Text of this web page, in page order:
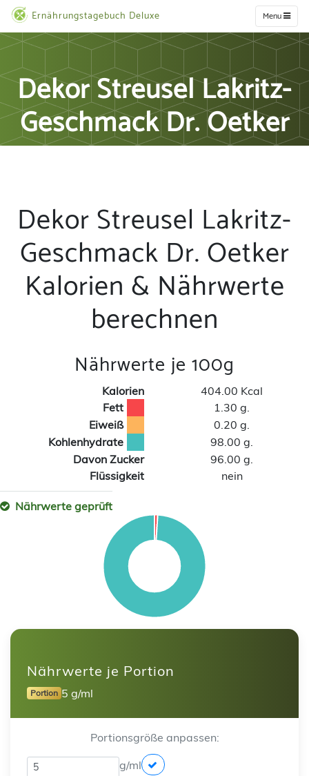
Ernährungstagebuch Deluxe Menu
Dekor Streusel Lakritz-
Geschmack Dr. Oetker
Dekor Streusel Lakritz-
Geschmack Dr. Oetker
Kalorien & Nährwerte
berechnen
Nährwerte je 100g
Kalorien
404.00 Kcal
Fett
1.30 g.
Eiweiß
0.20 g.
Kohlenhydrate
98.00 g.
Davon Zucker
96.00 g.
Flüssigkeit
nein
Nährwerte geprüft
Nährwerte je Portion
Portion 5 g/ml
Portionsgröße anpassen:
g/ml